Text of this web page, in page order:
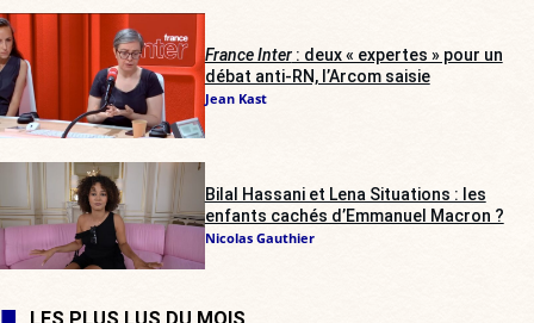
France Inter: deux « expertes » pour un
débat anti-RN, l’Arcom saisie
Jean Kast
Bilal Hassani et Lena Situations : les
enfants cachés d’Emmanuel Macron ?
Nicolas Gauthier